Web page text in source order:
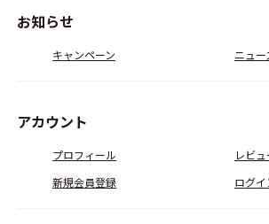
お知らせ
キャンペーン ニュー
アカウント
プロフィール
レビ
新規会員登録
ログイ